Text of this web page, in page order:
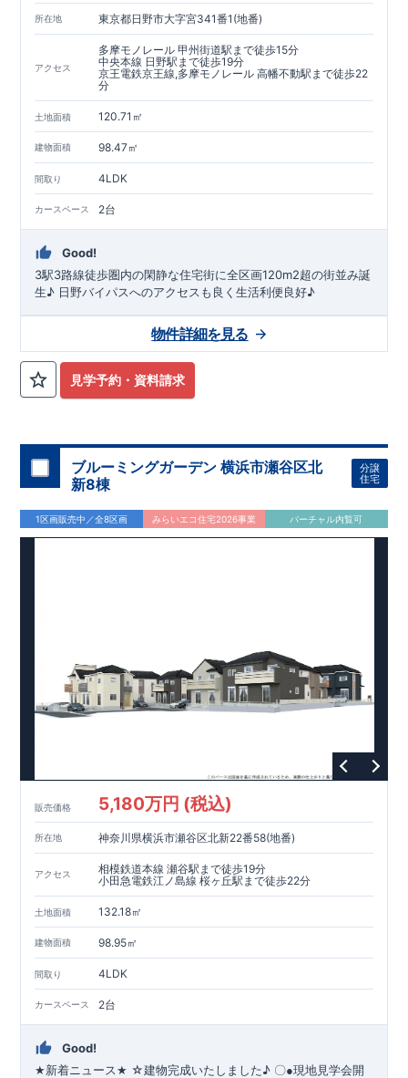
て、長く大切に使う｣ことを目的とした認定制度。住宅ローン減
税、固定資産税などの税制優遇を受けられるだけでなく、中古
市場でも、長期優良住宅が有利に働きます。
【充実のアフターサポート】
・東栄住宅では、お引渡し後最大10回の無料定期点検と、60年
間の品質保証を実施。お引渡しからが本当のお付き合いだと考
え、アフターサービスを外部の業者に委託せず、東栄住宅グル
ープ「東栄ホームサービス株式会社」にて責任をもって対応い
たします。
所在地 東京都日野市大字宮341番1(地番)
アクセス
多摩モノレール 甲州街道駅まで徒歩15分
中央本線 日野駅まで徒歩19分
京王電鉄京王線,多摩モノレール 高幡不動駅まで徒歩22
分
土地面積 120.71㎡
建物面積 98.47㎡
間取り 4LDK
カースペース 2台
Good!
3駅3路線徒歩圏内の閑静な住宅街に全区画120m2超の街並み誕
生♪ 日野バイパスへのアクセスも良く生活利便良好♪
見学予約・資料請求
物件詳細を見る
ブルーミングガーデン 横浜市瀬谷区北
新8棟
分譲
住宅
1区画販売中／全8区画 みらいエコ住宅2026事業 バーチャル内覧可
販売価格 5,180万円 (税込)
所在地 神奈川県横浜市瀬谷区北新22番58(地番)
アクセス
相模鉄道本線 瀬谷駅まで徒歩19分
小田急電鉄江ノ島線 桜ヶ丘駅まで徒歩22分
土地面積 132.18㎡
建物面積 98.95㎡
間取り 4LDK
カースペース 2台
Good!
★新着ニュース ★ ☆建物完成いたしました♪ 〇●現地見学会開